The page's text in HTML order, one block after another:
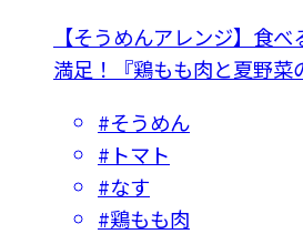
【そうめんアレンジ】食
満足！『鶏もも肉と夏野菜
#そうめん
# トマト
#なす
#鶏もも肉